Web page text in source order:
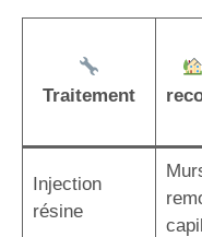
Traitement
Injection
résine